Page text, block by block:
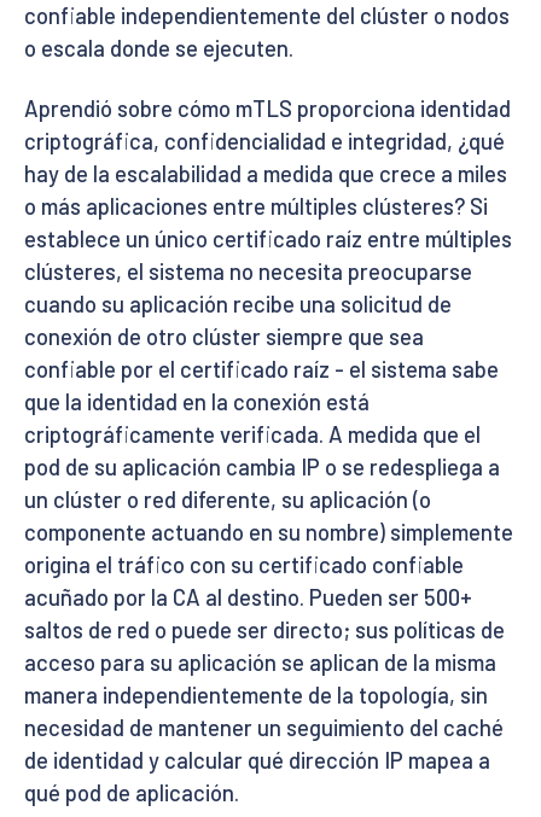
confiable independientemente del clúster o nodos
o escala donde se ejecuten.
Aprendió sobre cómo mTLS proporciona identidad
criptográfica, confidencialidad e integridad, ¿qué
hay de la escalabilidad a medida que crece a miles
o más aplicaciones entre múltiples clústeres? Si
establece un único certificado raíz entre múltiples
clústeres, el sistema no necesita preocuparse
cuando su aplicación recibe una solicitud de
conexión de otro clúster siempre que sea
confiable por el certificado raíz - el sistema sabe
que la identidad en la conexión está
criptográficamente verificada. A medida que el
pod de su aplicación cambia IP o se redespliega a
un clúster o red diferente, su aplicación (o
componente actuando en su nombre) simplemente
origina el tráfico con su certificado confiable
acuñado por la CA al destino. Pueden ser 500+
saltos de red o puede ser directo; sus políticas de
acceso para su aplicación se aplican de la misma
manera independientemente de la topología, sin
necesidad de mantener un seguimiento del caché
de identidad y calcular qué dirección IP mapea a
qué pod de aplicación.